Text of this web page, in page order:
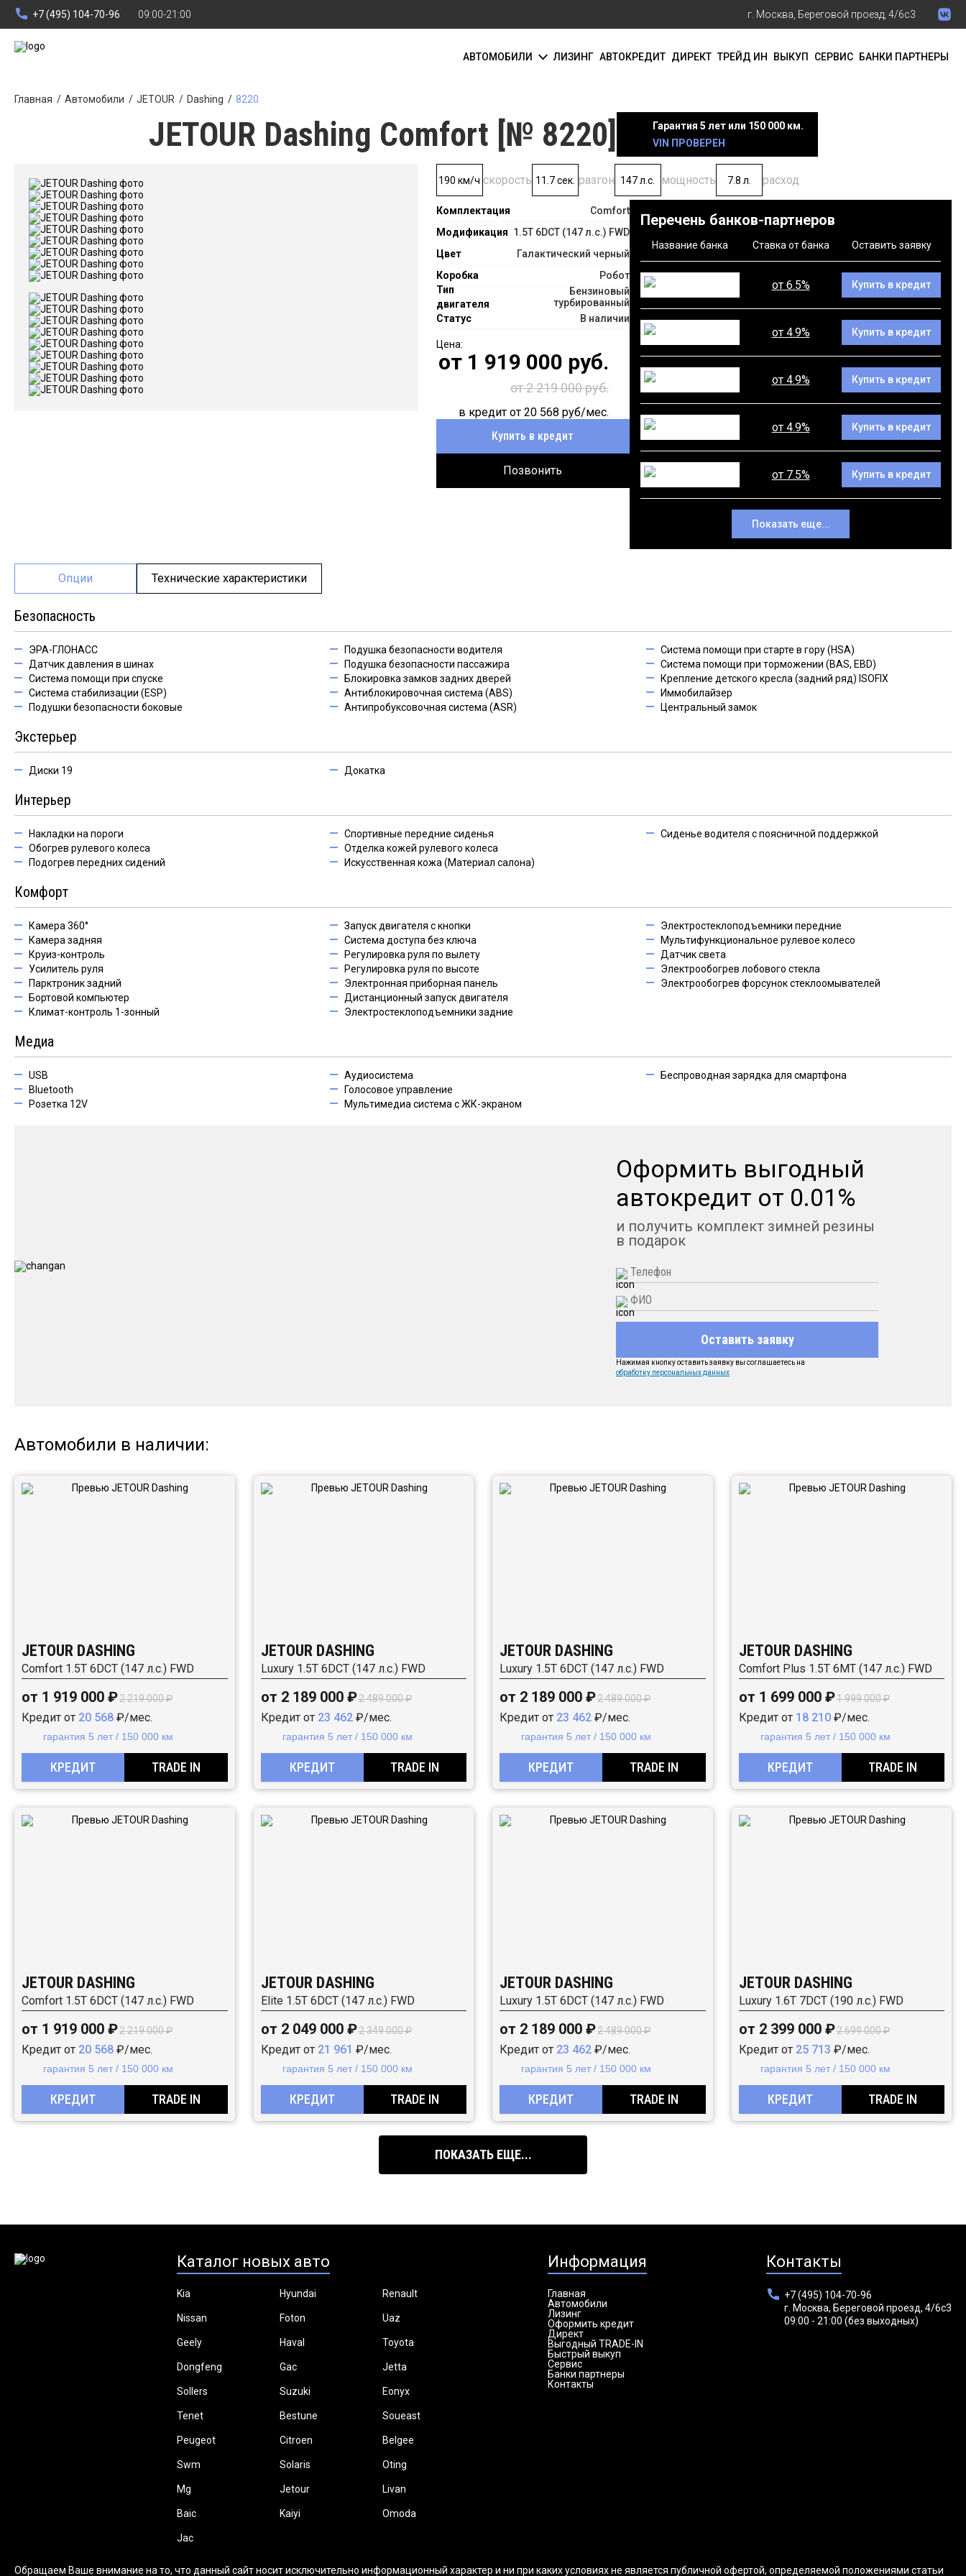
+7 (495) 104-70-96 09:00-21:00 г. Москва, Береговой проезд, 4/6с3
АВТОМОБИЛИ ЛИЗИНГ АВТОКРЕДИТ ДИРЕКТ ТРЕЙД ИН ВЫКУП СЕРВИС БАНКИ ПАРТНЕРЫ
Главная Автомобили JETOUR Dashing 8220
JETOUR Dashing Comfort [№ 8220]
Гарантия 5 лет или 150 000 км.
VIN ПРОВЕРЕН
Комплектация
Comfort
Модификация 1.5T 6DCT (147 л.с.) FWD
Цвет
Галактический черный
Коробка
Робот
Тип
двигателя
Бензиновый
турбированный
Статус
В наличии
190 км/ч скорость 11.7 сек. разгон 147 л.с. мощность 7.8 л. расход
от 1 919 000 руб.
от 2 219 000 руб.
в кредит от 20 568 руб/мес.
Купить в кредит
Позвонить
Перечень банков-партнеров
Название банка Ставка от банка Оставить заявку
от 6.5% Купить в кредит
от 4.9% Купить в кредит
от 4.9% Купить в кредит
от 4.9% Купить в кредит
от 7.5% Купить в кредит
Показать еще...
Опции Технические характеристики
Безопасность
ЭРА-ГЛОНАСС
Датчик давления в шинах
Система помощи при спуске
Система стабилизации (ESP)
Подушки безопасности боковые
Подушка безопасности водителя
Подушка безопасности пассажира
Блокировка замков задних дверей
Антиблокировочная система (ABS)
Антипробуксовочная система (ASR)
Система помощи при старте в гору (HSA)
Система помощи при торможении (BAS, EBD)
Крепление детского кресла (задний ряд) ISOFIX
Иммобилайзер
Центральный замок
Экстерьер
Диски 19 Докатка
Интерьер
Накладки на пороги
Обогрев рулевого колеса
Подогрев передних сидений
Спортивные передние сиденья
Отделка кожей рулевого колеса
Искусственная кожа (Материал салона)
Сиденье водителя с поясничной поддержкой
Комфорт
Камера 360°
Камера задняя
Круиз-контроль
Усилитель руля
Парктроник задний
Бортовой компьютер
Климат-контроль 1-зонный
Запуск двигателя с кнопки
Система доступа без ключа
Регулировка руля по вылету
Регулировка руля по высоте
Электронная приборная панель
Дистанционный запуск двигателя
Электростеклоподъемники задние
Электростеклоподъемники передние
Мультифункциональное рулевое колесо
Датчик света
Электрообогрев лобового стекла
Электрообогрев форсунок стеклоомывателей
Медиа
USB
Bluetooth
Розетка 12V
Аудиосистема
Голосовое управление
Мультимедиа система с ЖК-экраном
Беспроводная зарядка для смартфона
Оформить выгодный
автокредит от 0.01%
и получить комплект зимней резины
в подарок
Оставить заявку
Нажимая кнопку оставить заявку вы соглашаетесь на
обработку персональных данных
Автомобили в наличии:
JETOUR DASHING
Comfort 1.5T 6DCT (147 л.с.) FWD
от 1 919 000 ₽2 219 000 ₽
Кредит от 20 568 ₽/мес.
гарантия 5 лет / 150 000 км
КРЕДИТ TRADE IN
JETOUR DASHING
Luxury 1.5T 6DCT (147 л.с.) FWD
от 2 189 000 ₽2 489 000 ₽
Кредит от 23 462₽/мес.
гарантия 5 лет / 150 000 км
КРЕДИТ TRADE IN
JETOUR DASHING
Luxury 1.5T 6DCT (147 л.с.) FWD
от 2 189 000 ₽2 489 000 ₽
Кредит от 23 462 ₽/мес.
гарантия 5 лет / 150 000 км
КРЕДИТ TRADE IN
JETOUR DASHING
Comfort Plus 1.5T 6МТ (147 л.с.) FWD
от 1 699 000 ₽1 999 000 ₽
Кредит от 18 210₽/мес.
гарантия 5 лет / 150 000 км
КРЕДИТ TRADE IN
JETOUR DASHING
Comfort 1.5T 6DCT (147 л.с.) FWD
от 1 919 000 ₽2 219 000 ₽
Кредит от 20 568 ₽/мес.
гарантия 5 лет / 150 000 км
КРЕДИТ TRADE IN
JETOUR DASHING
Elite 1.5T 6DCT (147 л.с.) FWD
от 2 049 000 ₽2 349 000 ₽
Кредит от 21 961 ₽/мес.
гарантия 5 лет / 150 000 км
КРЕДИТ TRADE IN
JETOUR DASHING
Luxury 1.5T 6DCT (147 л.с.) FWD
от 2 189 000 ₽2 489 000 ₽
Кредит от 23 462 ₽/мес.
гарантия 5 лет / 150 000 км
КРЕДИТ TRADE IN
JETOUR DASHING
Luxury 1.6T 7DCT (190 л.с.) FWD
от 2 399 000 ₽2 699 000 ₽
Кредит от 25 713 ₽/мес.
гарантия 5 лет / 150 000 км
КРЕДИТ TRADE IN
ПОКАЗАТЬ ЕЩЕ...
Каталог новых авто
Kia Hyundai Renault
Nissan Foton Uaz
Geely Haval Toyota
Dongfeng Gac Jetta
Sollers Suzuki Eonyx
Tenet Bestune Soueast
Peugeot Citroen Belgee
Swm Solaris Oting
Mg Jetour Livan
Baic Kaiyi Omoda
Jac
Информация
Главная
Автомобили
Лизинг
Оформить кредит
Директ
Выгодный TRADE-IN
Быстрый выкуп
Сервис
Банки партнеры
Контакты
Контакты
+7 (495) 104-70-96
г. Москва, Береговой проезд, 4/6с3
09:00 - 21:00 (без выходных)
Обращаем Ваше внимание на то, что данный сайт носит исключительно информационный характер и ни при каких условиях не является публичной офертой, определяемой положениями статьи